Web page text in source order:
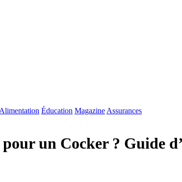
Alimentation Éducation Magazine Assurances
un Cocker ? Guide